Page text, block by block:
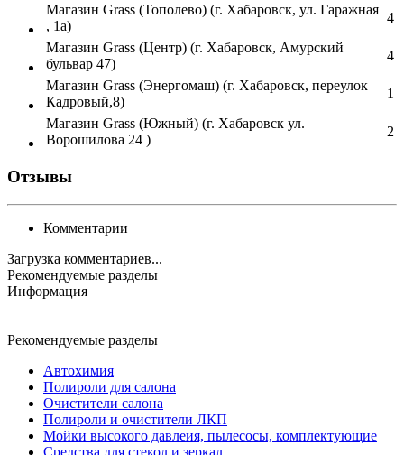
Магазин Grass (Тополево) (г. Хабаровск, ул. Гаражная
, 1а)
4
Магазин Grass (Центр) (г. Хабаровск, Амурский
бульвар 47)
4
Магазин Grass (Энергомаш) (г. Хабаровск, переулок
Кадровый,8)
1
Магазин Grass (Южный) (г. Хабаровск ул.
Ворошилова 24 )
2
Отзывы
Комментарии
Загрузка комментариев...
Рекомендуемые разделы
Информация
Рекомендуемые разделы
Автохимия
Полироли для салона
Очистители салона
Полироли и очистители ЛКП
Мойки высокого давлеия, пылесосы, комплектующие